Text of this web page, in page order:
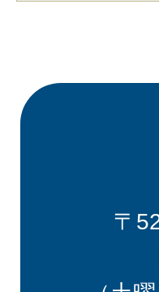
〒